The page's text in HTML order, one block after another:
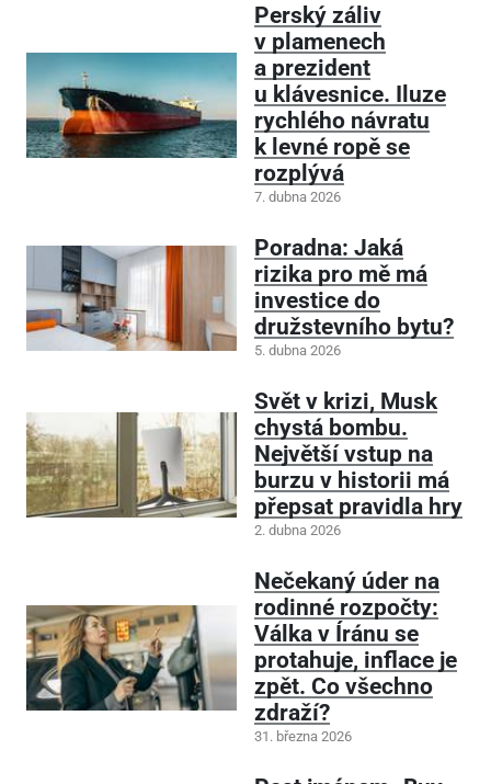
Perský záliv
v plamenech
a prezident
u klávesnice. Iluze
rychlého návratu
k levné ropě se
rozplývá
7. dubna 2026
Poradna: Jaká
rizika pro mě má
investice do
družstevního bytu?
5. dubna 2026
Svět v krizi, Musk
chystá bombu.
Největší vstup na
burzu v historii má
přepsat pravidla hry
2. dubna 2026
Nečekaný úder na
rodinné rozpočty:
Válka v Íránu se
protahuje, inflace je
zpět. Co všechno
zdraží?
31. března 2026